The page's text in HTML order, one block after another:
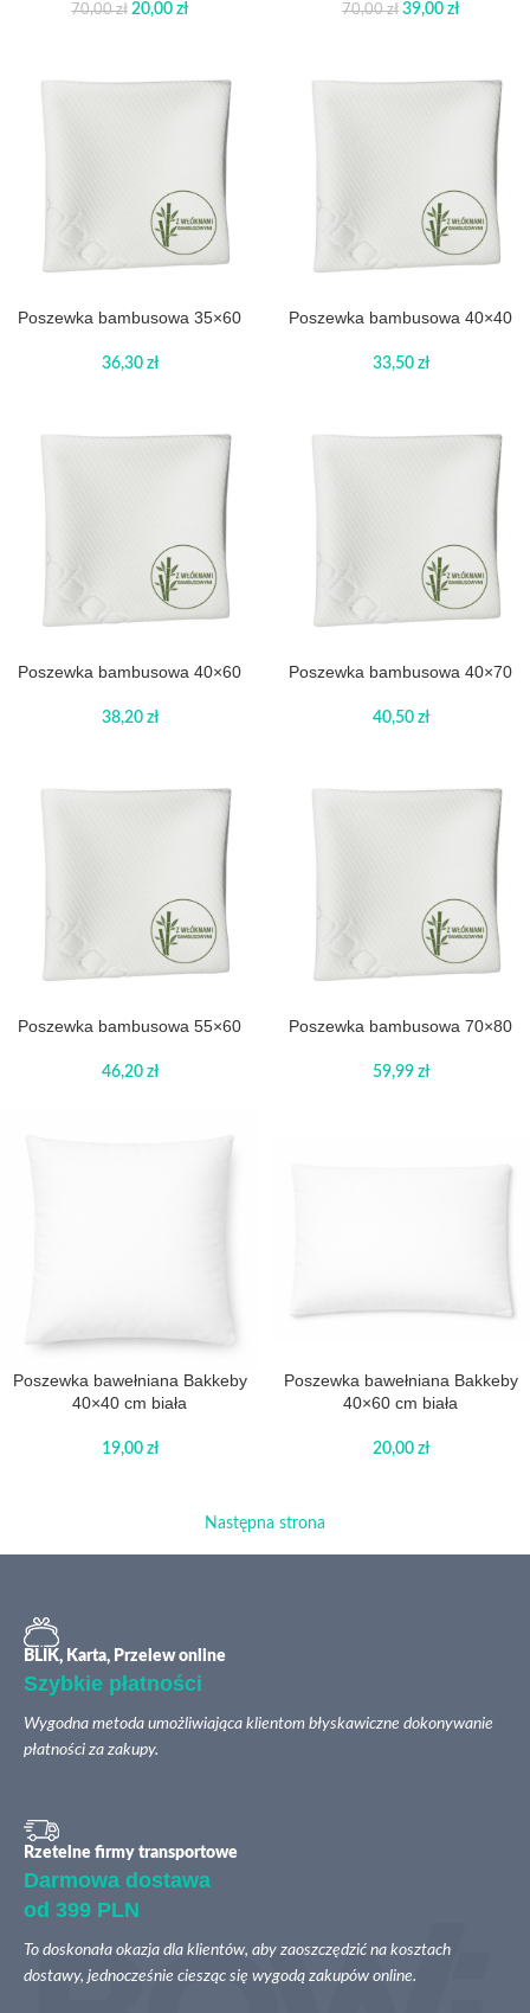
70,00zł 20,00 zł 70,00zł 39,00 zł
Poszewka bambusowa 35×60
36,30 zł
Poszewka bambusowa 40×40
33,50 zł
Poszewka bambusowa 40×60
38,20 zł
Poszewka bambusowa 40×70
40,50 zł
Poszewka bambusowa 55×60
46,20 zł
Poszewka bambusowa 70×80
59,99 zł
Poszewka bawełniana Bakkeby
40×40 cm biała
19,00 zł
Poszewka bawełniana Bakkeby
40×60 cm biała
20,00 zł
Następna strona
BLIK, Karta, Przelew online
Szybkie płatności
Wygodna metoda umożliwiająca klientom błyskawiczne dokonywanie
płatności za zakupy.
Rzetelne firmy transportowe
Darmowa dostawa
od 399 PLN
To doskonała okazja dla klientów, aby zaoszczędzić na kosztach
dostawy, jednocześnie ciesząc się wygodą zakupów online.